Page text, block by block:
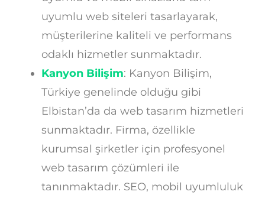
uyumlu web siteleri tasarlayarak,
müşterilerine kaliteli ve performans
odaklı hizmetler sunmaktadır.
Kanyon Bilişim: Kanyon Bilişim,
Türkiye genelinde olduğu gibi
Elbistan’da da web tasarım hizmetleri
sunmaktadır. Firma, özellikle
kurumsal şirketler için profesyonel
web tasarım çözümleri ile
tanınmaktadır. SEO, mobil uyumluluk